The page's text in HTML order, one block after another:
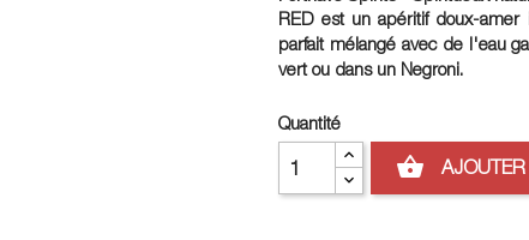
RED est un apéritif doux-
parfait mélangé avec de l'eau
vert ou dans un Negroni.
Quantité
shopping_basket AJOUTER